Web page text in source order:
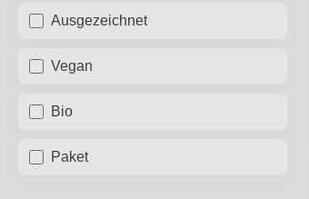
Ausgezeichnet
Vegan
Bio
Paket